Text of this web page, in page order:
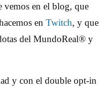
vemos en el blog, que
en Twitch, y que
del MundoReal® y
y con el double opt-in